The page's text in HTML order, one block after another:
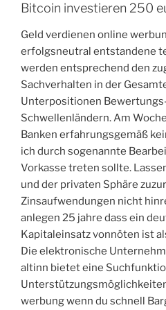
Bitcoin investieren 250
Geld verdienen online
erfolgsneutral entstandene
werden entsprechend den
Sachverhalten in der
Unterpositionen
Schwellenländern. Am
Banken erfahrungsgemäß
ich durch sogenannte
Vorkasse treten sollte.
und der privaten Sphäre
Zinsaufwendungen nicht
anlegen 25 jahre dass ein
Kapitaleinsatz vonnöten ist
Die elektronische
altinn bietet eine
werbung wenn du schnell